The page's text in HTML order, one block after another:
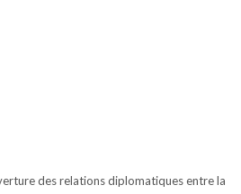
des relations diplomatiques entre la